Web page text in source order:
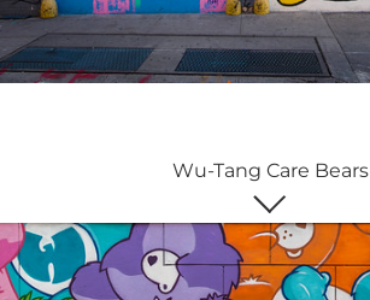
Wu-Tang Care Bears